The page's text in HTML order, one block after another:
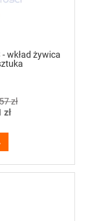
wkład żywica
zł
zł